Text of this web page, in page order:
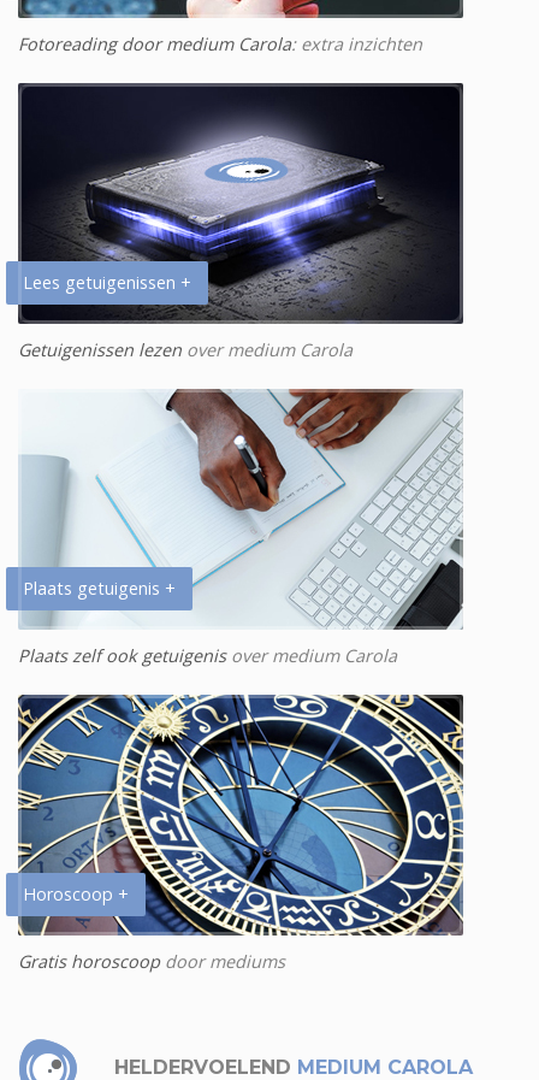
Fotoreading door medium Carola: extra inzichten
Lees getuigenissen +
Getuigenissen lezen over medium Carola
Plaats getuigenis +
Plaats zelf ook getuigenisover medium Carola
Horoscoop +
Gratis horoscoopdoor mediums
HELDERVOELEND MEDIUM CAROLA